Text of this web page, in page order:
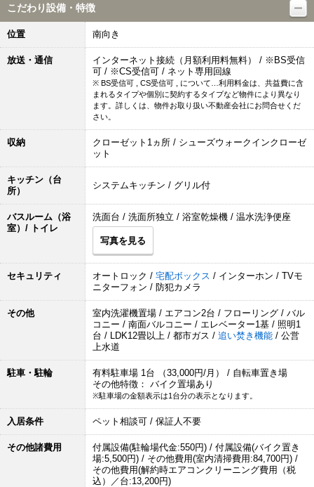
こだわり設備・特徴
位置 南向き
放送・通信
インターネット接続（月額利用料無料） / ※BS受信
可 / ※CS受信可 / ネット専用回線
※ BS受信可 , CS受信可 , について…利用料金は、共益費に含
まれるタイプや個別に契約するタイプなど物件により異なり
ます。詳しくは、物件お取り扱い不動産会社にお問合せくだ
さい。
収納
クローゼット1ヵ所 / シューズウォークインクローゼ
ット
キッチン（台
所）
システムキッチン / グリル付
バスルーム（浴
室）/ トイレ
洗面台 / 洗面所独立 / 浴室乾燥機 / 温水洗浄便座
写真を見る
セキュリティ オートロック / 宅配ボックス / インターホン / TVモ
ニターフォン / 防犯カメラ
その他
室内洗濯機置場 / エアコン2台 / フローリング / バル
コニー / 南面バルコニー / エレベーター1基 / 照明1
台 / LDK12畳以上 / 都市ガス / 追い焚き機能 / 公営
上水道
駐車・駐輪
有料駐車場 1台 （33,000円/月） / 自転車置き場
その他特徴： バイク置場あり
※駐車場の金額表示は1台分の表示となります。
入居条件 ペット相談可 / 保証人不要
その他諸費用
付属設備(駐輪場代金:550円) / 付属設備(バイク置き
場:5,500円) / その他費用(室内清掃費用:84,700円) /
その他費用(解約時エアコンクリーニング費用（税
込）／台:13,200円)